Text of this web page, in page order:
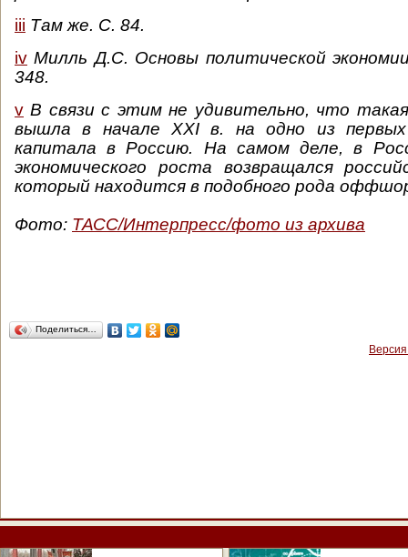
iii Там же. С. 84.
iv Милль Д.С. Основы политической
348.
v В связи с этим не удивительно, что
вышла в начале ХХI в. на одно из
капитала в Россию. На самом деле, в
экономического роста возвращался
который находится в подобного рода
Фото: ТАСС/Интерпресс/фото из архива
Поделиться…